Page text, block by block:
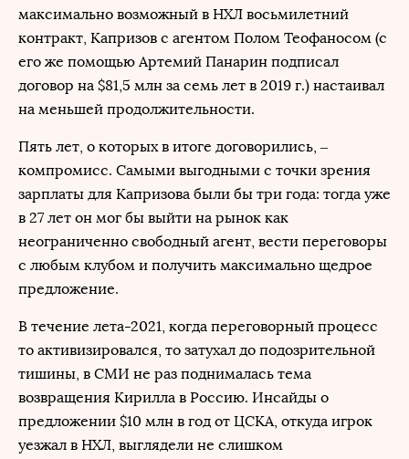
максимально возможный в НХЛ восьмилетний
контракт, Капризов с агентом Полом Теофаносом (с
его же помощью Артемий Панарин подписал
договор на $81,5 млн за семь лет в 2019 г.) настаивал
на меньшей продолжительности.
Пять лет, о которых в итоге договорились, –
компромисс. Самыми выгодными с точки зрения
зарплаты для Капризова были бы три года: тогда уже
в 27 лет он мог бы выйти на рынок как
неограниченно свободный агент, вести переговоры
с любым клубом и получить максимально щедрое
предложение.
В течение лета-2021, когда переговорный процесс
то активизировался, то затухал до подозрительной
тишины, в СМИ не раз поднималась тема
возвращения Кирилла в Россию. Инсайды о
предложении $10 млн в год от ЦСКА, откуда игрок
уезжал в НХЛ, выглядели не слишком